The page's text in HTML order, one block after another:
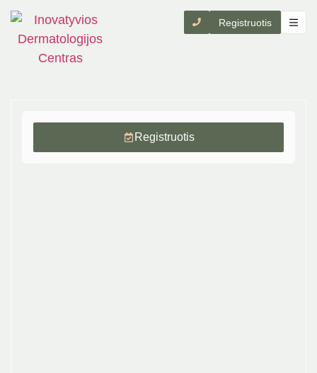
Registruotis
Registruotis